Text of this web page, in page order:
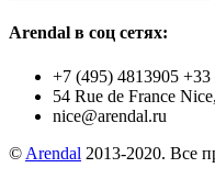
Arendal в соц сетях:
+7 (495) 4813905
54 Rue de France
nice@arendal.ru
© Arendal 2013-2020. Все